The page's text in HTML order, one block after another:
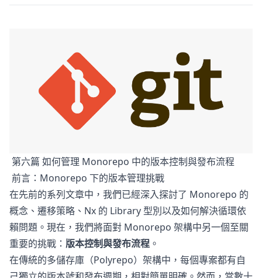
第六篇 如何管理 Monorepo 中的版本控制與發布流程
前言：Monorepo 下的版本管理挑戰
在先前的系列文章中，我們已經深入探討了 Monorepo 的
概念、遷移策略、Nx 的 Library 型別以及如何解決循環依
賴問題。現在，我們將面對 Monorepo 架構中另一個至關
重要的挑戰： 版本控制與發布流程 。
在傳統的多儲存庫（Polyrepo）架構中，每個專案都有自